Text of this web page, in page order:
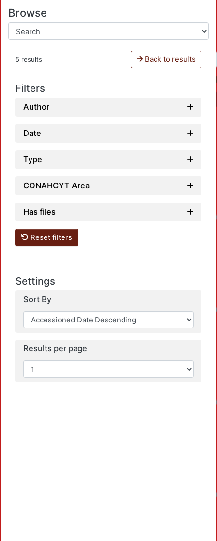
Browse
5 results Back to results
Filters
Author
Date
Type
CONAHCYT Area
Has files
Reset filters
Settings
Sort By
Results per page